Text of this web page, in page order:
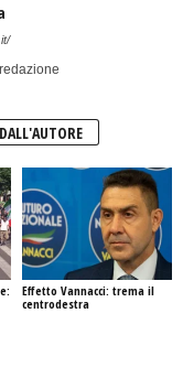
Effetto Vannacci: trema il
centrodestra